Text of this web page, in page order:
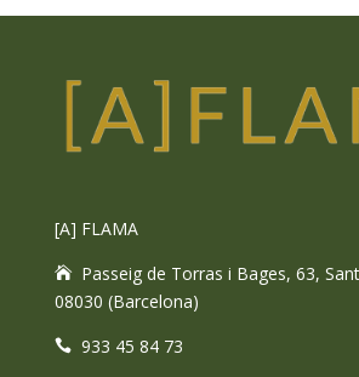
[A] FLAMA
Passeig de Torras i Bages, 63,
08030 (Barcelona)
933 45 84 73